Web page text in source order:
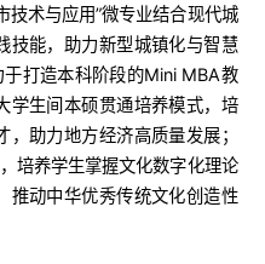
技术与应用”微专业结合现代城
技能，助力新型城镇化与智慧
于打造本科阶段的Mini MBA教
学生间本硕贯通培养模式，培
助力地方经济高质量发展；
培养学生掌握文化数字化理论
推动中华优秀传统文化创造性